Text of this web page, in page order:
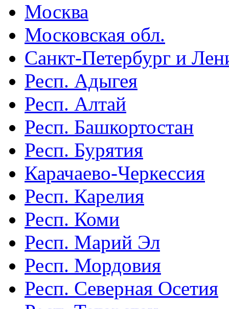
Москва
Московская обл.
Санкт-Петербург и
Респ. Адыгея
Респ. Алтай
Респ. Башкортостан
Респ. Бурятия
Карачаево-Черкессия
Респ. Карелия
Респ. Коми
Респ. Марий Эл
Респ. Мордовия
Респ. Северная Осетия